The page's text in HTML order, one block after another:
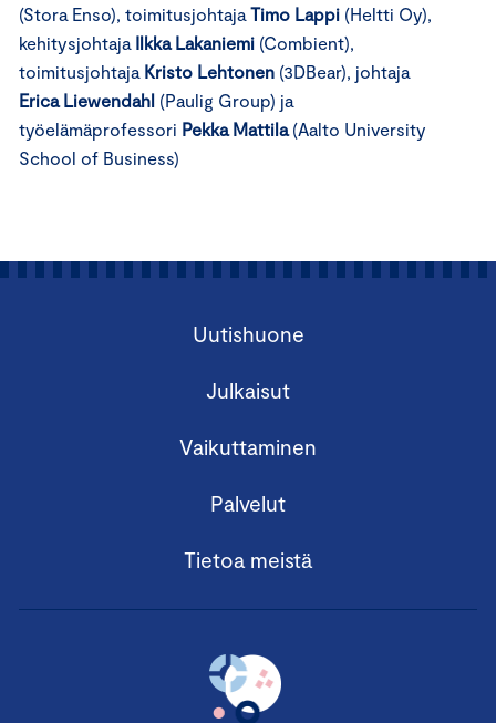
(Stora Enso), toimitusjohtaja Timo Lappi (Heltti Oy),
kehitysjohtaja Ilkka Lakaniemi (Combient),
toimitusjohtaja Kristo Lehtonen (3DBear), johtaja
Erica Liewendahl (Paulig Group) ja
työelämäprofessori Pekka Mattila (Aalto University
School of Business)
Uutishuone
Julkaisut
Vaikuttaminen
Palvelut
Tietoa meistä